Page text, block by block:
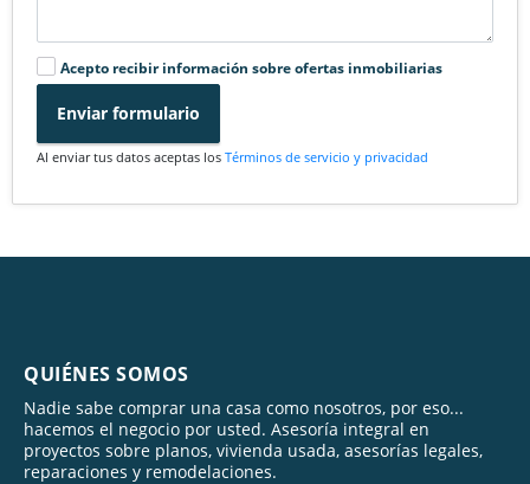
Acepto recibir información sobre ofertas inmobiliarias
Enviar formulario
Al enviar tus datos aceptas los Términos de servicio y privacidad
QUIÉNES SOMOS
Nadie sabe comprar una casa como nosotros, por eso...
hacemos el negocio por usted. Asesoría integral en
proyectos sobre planos, vivienda usada, asesorías legales,
reparaciones y remodelaciones.